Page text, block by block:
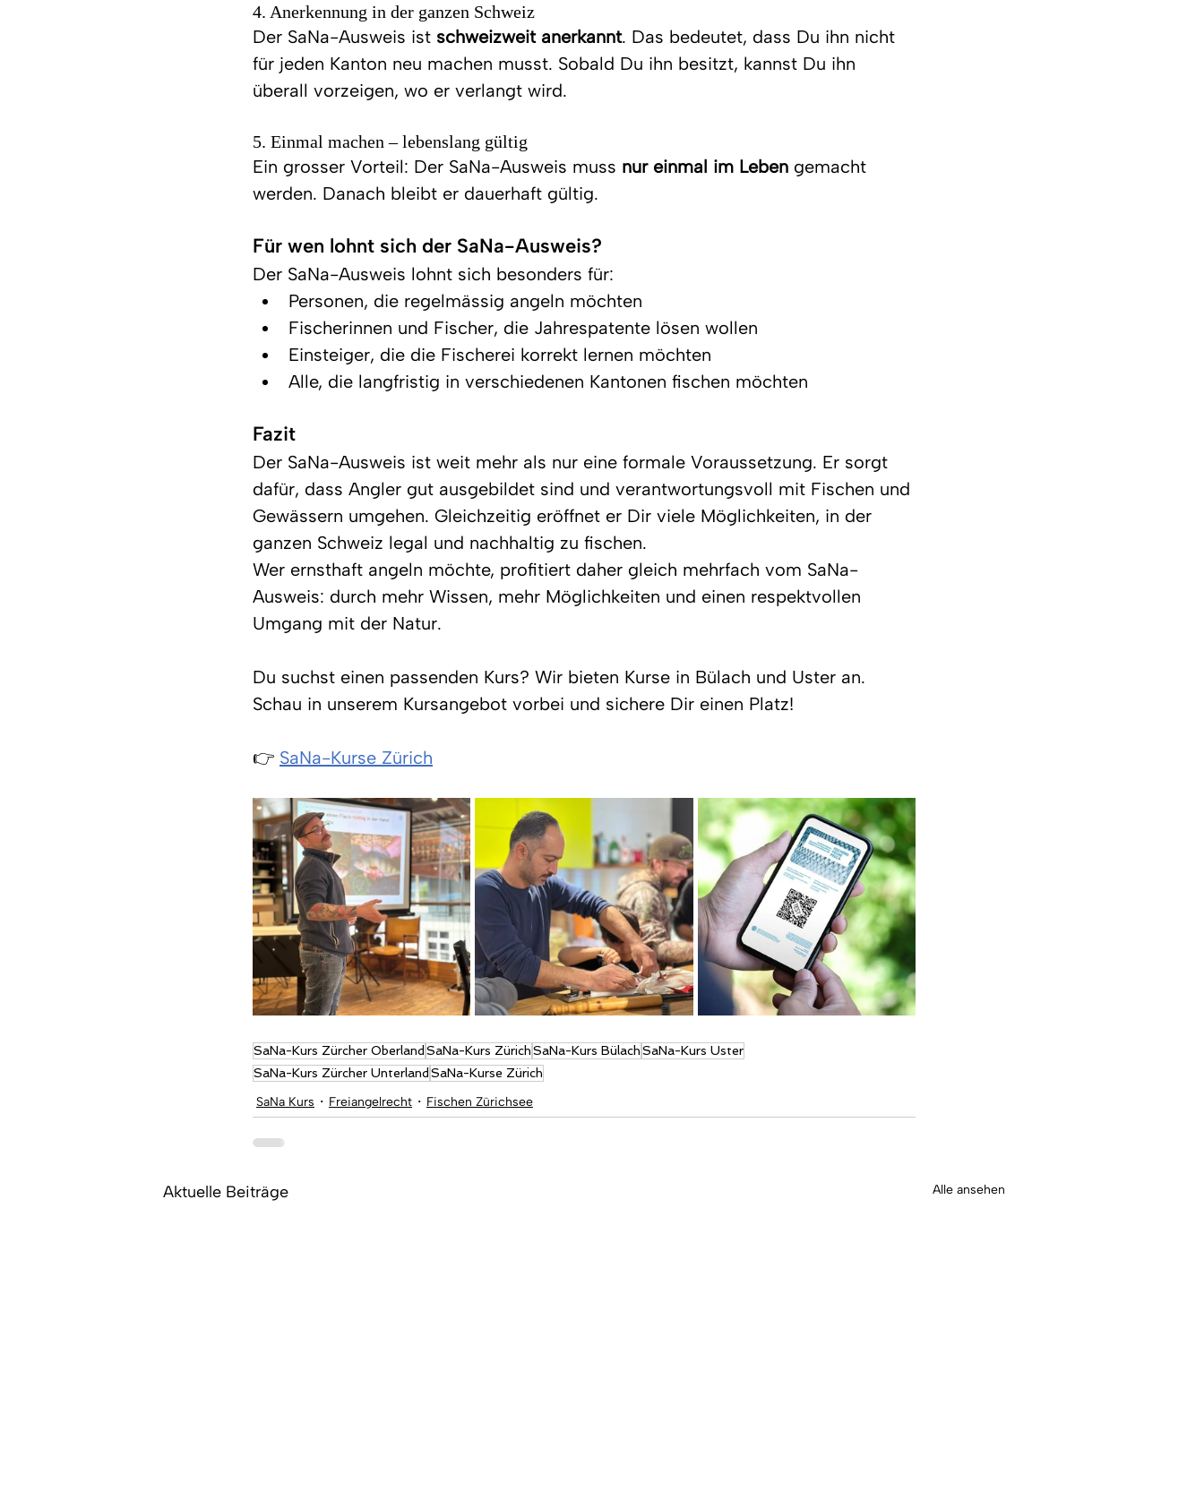
4. Anerkennung in der ganzen Schweiz
Der SaNa-Ausweis ist schweizweit anerkannt. Das bedeutet, dass Du ihn nicht
für jeden Kanton neu machen musst. Sobald Du ihn besitzt, kannst Du ihn
überall vorzeigen, wo er verlangt wird.
5. Einmal machen – lebenslang gültig
Ein grosser Vorteil: Der SaNa-Ausweis muss nur einmal im Leben gemacht
werden. Danach bleibt er dauerhaft gültig.
Für wen lohnt sich der SaNa-Ausweis?
Der SaNa-Ausweis lohnt sich besonders für:
Personen, die regelmässig angeln möchten
Fischerinnen und Fischer, die Jahrespatente lösen wollen
Einsteiger, die die Fischerei korrekt lernen möchten
Alle, die langfristig in verschiedenen Kantonen fischen möchten
Fazit
Der SaNa-Ausweis ist weit mehr als nur eine formale Voraussetzung. Er sorgt
dafür, dass Angler gut ausgebildet sind und verantwortungsvoll mit Fischen und
Gewässern umgehen. Gleichzeitig eröffnet er Dir viele Möglichkeiten, in der
ganzen Schweiz legal und nachhaltig zu fischen.
Wer ernsthaft angeln möchte, profitiert daher gleich mehrfach vom SaNa-
Ausweis: durch mehr Wissen, mehr Möglichkeiten und einen respektvollen
Umgang mit der Natur.
Du suchst einen passenden Kurs? Wir bieten Kurse in Bülach und Uster an.
Schau in unserem Kursangebot vorbei und sichere Dir einen Platz!
👉 SaNa-Kurse Zürich
SaNa-Kurs Zürcher Oberland SaNa-Kurs ZürichSaNa-Kurs BülachSaNa-Kurs Uster
SaNa-Kurs Zürcher Unterland SaNa-Kurse Zürich
SaNa Kurs Freiangelrecht Fischen Zürichsee
Aktuelle Beiträge Alle ansehen